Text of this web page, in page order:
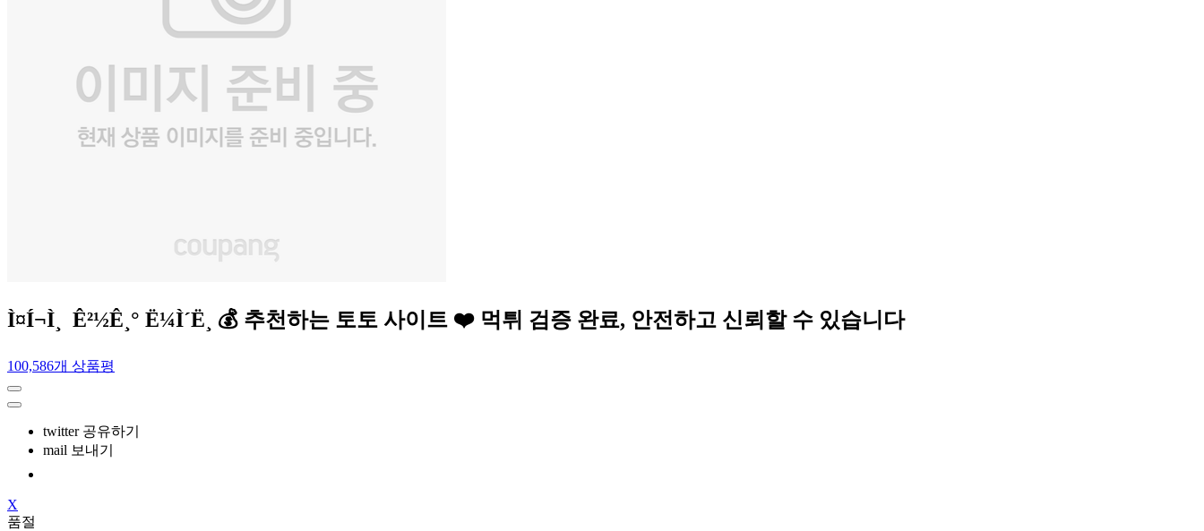
Ì¤Í¬Ì¸ Ê²½Ê¸° Ë¼Ì´Ë¸ 💰 추천하는 토토 사이트 ❤️ 먹튀 검증 완료, 안전하고 신뢰할 수 있습니다
100,586개 상품평
twitter 공유하기
mail 보내기
X
품절